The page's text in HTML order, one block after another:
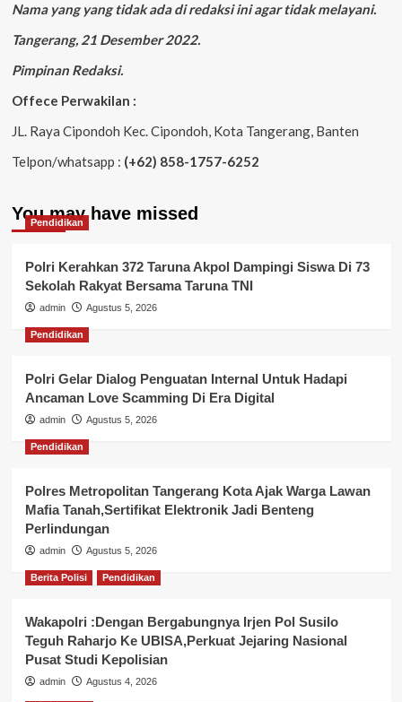
Nama yang yang tidak ada di redaksi ini agar tidak melayani.
Tangerang, 21 Desember 2022.
Pimpinan Redaksi.
Offece Perwakilan :
JL. Raya Cipondoh Kec. Cipondoh, Kota Tangerang, Banten
Telpon/whatsapp : (+62) 858-1757-6252
You may have missed
Pendidikan
Polri Kerahkan 372 Taruna Akpol Dampingi Siswa Di 73
Sekolah Rakyat Bersama Taruna TNI
admin Agustus 5, 2026
Pendidikan
Polri Gelar Dialog Penguatan Internal Untuk Hadapi
Ancaman Love Scamming Di Era Digital
admin Agustus 5, 2026
Pendidikan
Polres Metropolitan Tangerang Kota Ajak Warga Lawan
Mafia Tanah,Sertifikat Elektronik Jadi Benteng
Perlindungan
admin Agustus 5, 2026
Berita Polisi Pendidikan
Wakapolri :Dengan Bergabungnya Irjen Pol Susilo
Teguh Raharjo Ke UBISA,Perkuat Jejaring Nasional
Pusat Studi Kepolisian
admin Agustus 4, 2026